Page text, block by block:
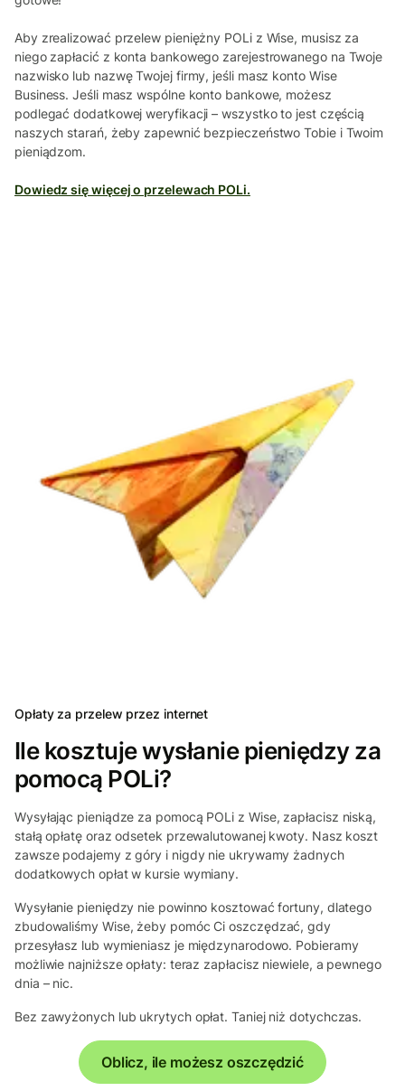
Aby zrealizować przelew pieniężny POLi z Wise, musisz za
niego zapłacić z konta bankowego zarejestrowanego na Twoje
nazwisko lub nazwę Twojej firmy, jeśli masz konto Wise
Business. Jeśli masz wspólne konto bankowe, możesz
podlegać dodatkowej weryfikacji – wszystko to jest częścią
naszych starań, żeby zapewnić bezpieczeństwo Tobie i Twoim
pieniądzom.
Dowiedz się więcej o przelewach POLi.
Opłaty za przelew przez internet
Ile kosztuje wysłanie pieniędzy za
pomocą POLi?
Wysyłając pieniądze za pomocą POLi z Wise, zapłacisz niską,
stałą opłatę oraz odsetek przewalutowanej kwoty. Nasz koszt
zawsze podajemy z góry i nigdy nie ukrywamy żadnych
dodatkowych opłat w kursie wymiany.
Wysyłanie pieniędzy nie powinno kosztować fortuny, dlatego
zbudowaliśmy Wise, żeby pomóc Ci oszczędzać, gdy
przesyłasz lub wymieniasz je międzynarodowo. Pobieramy
możliwie najniższe opłaty: teraz zapłacisz niewiele, a pewnego
dnia – nic.
Bez zawyżonych lub ukrytych opłat. Taniej niż dotychczas.
Oblicz, ile możesz oszczędzić